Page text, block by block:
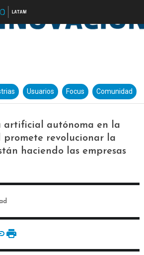
Usuarios Focus Comunidad
artificial autónoma en la
promete revolucionar la
haciendo las empresas